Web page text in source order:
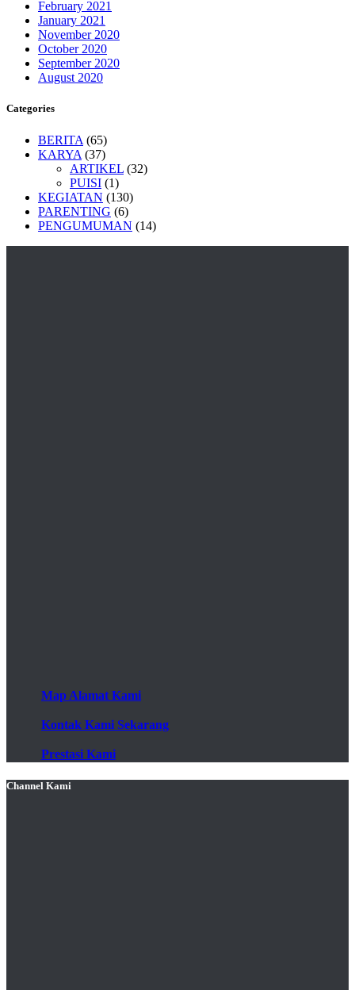
February 2021
January 2021
November 2020
October 2020
September 2020
August 2020
Categories
BERITA (65)
KARYA (37)
ARTIKEL (32)
PUISI (1)
KEGIATAN (130)
PARENTING (6)
PENGUMUMAN (14)
Map Alamat Kami
Kontak Kami Sekarang
Prestasi Kami
Channel Kami